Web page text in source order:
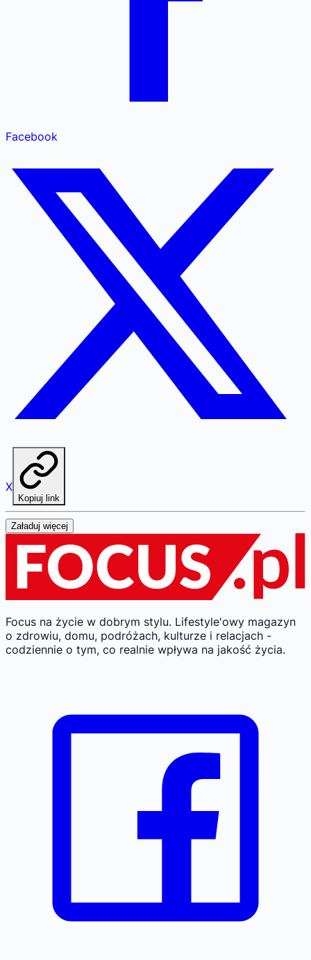
Facebook
X
Kopiuj link
Załaduj więcej
Focus na życie w dobrym stylu. Lifestyle'owy magazyn
o zdrowiu, domu, podróżach, kulturze i relacjach -
codziennie o tym, co realnie wpływa na jakość życia.